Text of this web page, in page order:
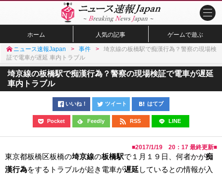
ホーム 人気の記事 ゲームで遊ぶ
ニュース速報Japan 事件
埼京線の板橋駅で痴漢行為？警察の現場検
証で電車が遅延 車内トラブル
埼京線の板橋駅で痴漢行為？警察の現場検証で電車が遅延
車内トラブル
いいね！ ツイート はてブ
Pocket Feedly RSS LINE
■2017/1/19 20：17 最終更新■
東京都板橋区板橋の埼京線の板橋駅で１月１９日、何者かが痴
漢行為をするトラブルが起き電車が遅延 しているとの情報が入